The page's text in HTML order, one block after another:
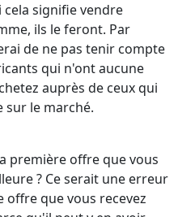
signifie vendre
ils le feront. Par
de ne pas tenir compte
qui n'ont aucune
auprès de ceux qui
sur le marché.
première offre que vous
? Ce serait une erreur
que vous recevez